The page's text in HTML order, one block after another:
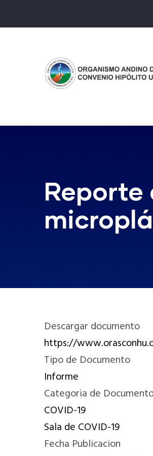
al
Reporte
Descargar documento
https://
Tipo de Documento
Informe
Categoria de
COVID-19
Sala de COVID-19
Fecha Publicacion